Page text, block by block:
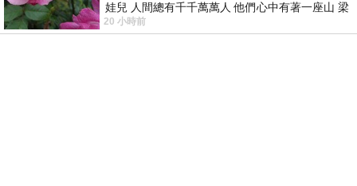
娃兒 人間總有千千萬萬人 他們心中有著一座山 梁
山佛山泰華衡恆嵩 一山之高
20 小時前